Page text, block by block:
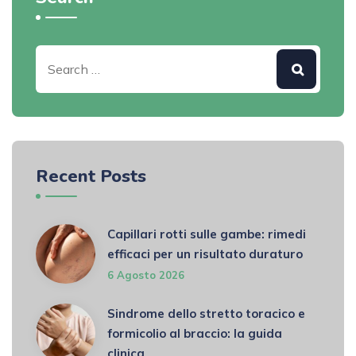
Recent Posts
Capillari rotti sulle gambe: rimedi
efficaci per un risultato duraturo
6 Agosto 2026
Sindrome dello stretto toracico e
formicolio al braccio: la guida